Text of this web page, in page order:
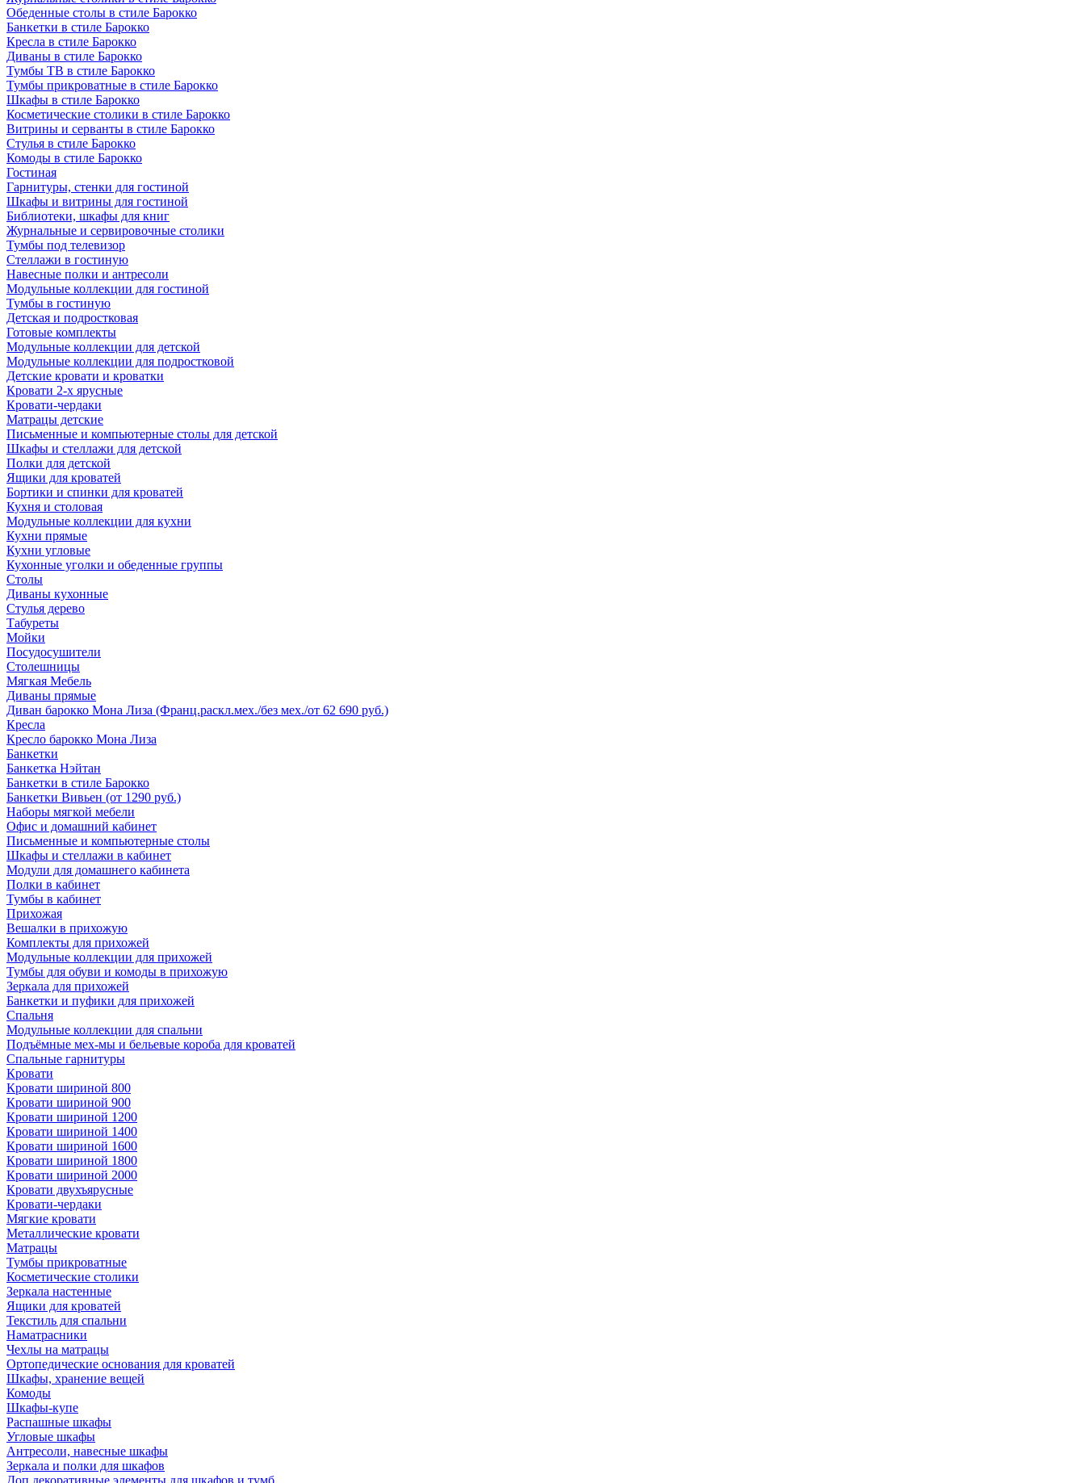
Обеденные столы в стиле Барокко
Банкетки в стиле Барокко
Кресла в стиле Барокко
Диваны в стиле Барокко
Тумбы ТВ в стиле Барокко
Тумбы прикроватные в стиле Барокко
Шкафы в стиле Барокко
Косметические столики в стиле Барокко
Витрины и серванты в стиле Барокко
Стулья в стиле Барокко
Комоды в стиле Барокко
Гостиная
Гарнитуры, стенки для гостиной
Шкафы и витрины для гостиной
Библиотеки, шкафы для книг
Журнальные и сервировочные столики
Тумбы под телевизор
Стеллажи в гостиную
Навесные полки и антресоли
Модульные коллекции для гостиной
Тумбы в гостиную
Детская и подростковая
Готовые комплекты
Модульные коллекции для детской
Модульные коллекции для подростковой
Детские кровати и кроватки
Кровати 2-х ярусные
Кровати-чердаки
Матрацы детские
Письменные и компьютерные столы для детской
Шкафы и стеллажи для детской
Полки для детской
Ящики для кроватей
Бортики и спинки для кроватей
Кухня и столовая
Модульные коллекции для кухни
Кухни прямые
Кухни угловые
Кухонные уголки и обеденные группы
Столы
Диваны кухонные
Стулья дерево
Табуреты
Мойки
Посудосушители
Столешницы
Мягкая Мебель
Диваны прямые
Диван барокко Мона Лиза (Франц.раскл.мех./без мех./от 62 690 руб.)
Кресла
Кресло барокко Мона Лиза
Банкетки
Банкетка Нэйтан
Банкетки в стиле Барокко
Банкетки Вивьен (от 1290 руб.)
Наборы мягкой мебели
Офис и домашний кабинет
Письменные и компьютерные столы
Шкафы и стеллажи в кабинет
Модули для домашнего кабинета
Полки в кабинет
Тумбы в кабинет
Прихожая
Вешалки в прихожую
Комплекты для прихожей
Модульные коллекции для прихожей
Тумбы для обуви и комоды в прихожую
Зеркала для прихожей
Банкетки и пуфики для прихожей
Спальня
Модульные коллекции для спальни
Подъёмные мех-мы и бельевые короба для кроватей
Спальные гарнитуры
Кровати
Кровати шириной 800
Кровати шириной 900
Кровати шириной 1200
Кровати шириной 1400
Кровати шириной 1600
Кровати шириной 1800
Кровати шириной 2000
Кровати двухъярусные
Кровати-чердаки
Мягкие кровати
Металлические кровати
Матрацы
Тумбы прикроватные
Косметические столики
Зеркала настенные
Ящики для кроватей
Текстиль для спальни
Наматрасники
Чехлы на матрацы
Ортопедические основания для кроватей
Шкафы, хранение вещей
Комоды
Шкафы-купе
Распашные шкафы
Угловые шкафы
Антресоли, навесные шкафы
Зеркала и полки для шкафов
Доп.декоративные элементы для шкафов и тумб